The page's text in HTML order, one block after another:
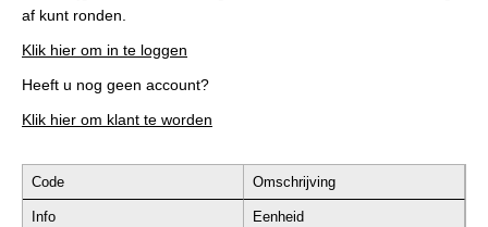
af kunt ronden.
Klik hier om in te loggen
Heeft u nog geen account?
Klik hier om klant te worden
Code Omschrijving
Info Eenheid